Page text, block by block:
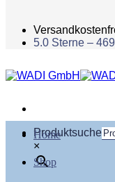
5.0 Sterne – 469
Produktsuche
×
Home
Shop